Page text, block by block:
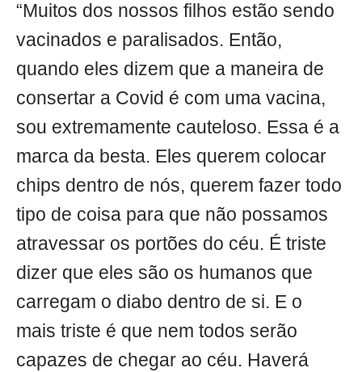
“Muitos dos nossos filhos estão sendo
vacinados e paralisados. Então,
quando eles dizem que a maneira de
consertar a Covid é com uma vacina,
sou extremamente cauteloso. Essa é a
marca da besta. Eles querem colocar
chips dentro de nós, querem fazer todo
tipo de coisa para que não possamos
atravessar os portões do céu. É triste
dizer que eles são os humanos que
carregam o diabo dentro de si. E o
mais triste é que nem todos serão
capazes de chegar ao céu. Haverá